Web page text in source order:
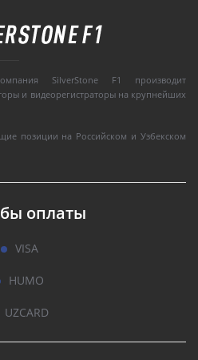
SilverStone F1 производит
и видеорегистраторы на крупнейших
позиции на Российском и Узбекском
оплаты
VISA
HUMO
UZCARD